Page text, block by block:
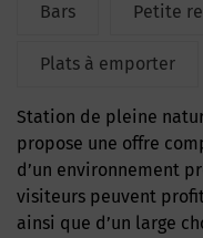
Bars Petite
Plats à emporter
Station de pleine nature ouverte toute l’année, le site
propose une offre
d’un environnement
visiteurs peuvent
ainsi que d’un large